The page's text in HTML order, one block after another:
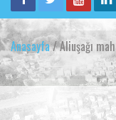
Anasayfa/ Aliuşağı